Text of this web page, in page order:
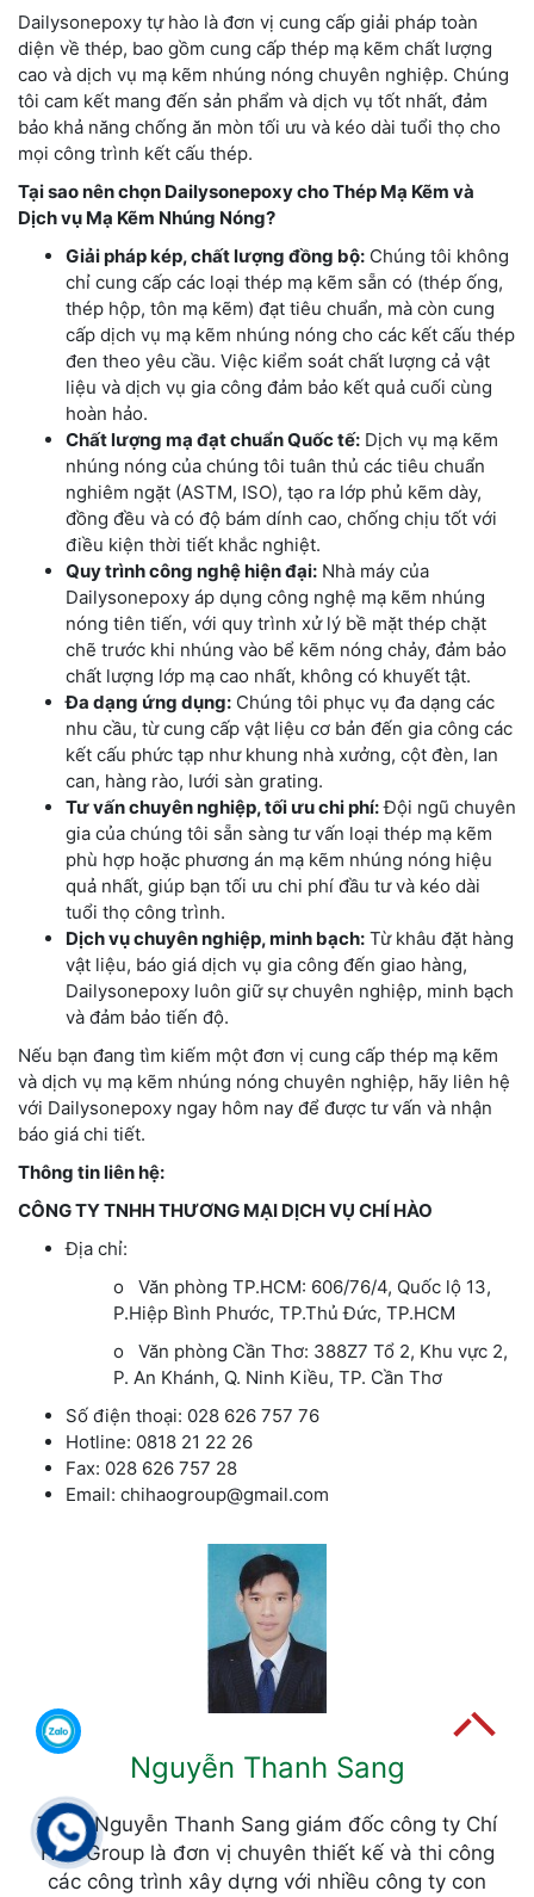
Dailysonepoxy tự hào là đơn vị cung cấp giải pháp toàn
diện về thép, bao gồm cung cấp thép mạ kẽm chất lượng
cao và dịch vụ mạ kẽm nhúng nóng chuyên nghiệp. Chúng
tôi cam kết mang đến sản phẩm và dịch vụ tốt nhất, đảm
bảo khả năng chống ăn mòn tối ưu và kéo dài tuổi thọ cho
mọi công trình kết cấu thép.
Tại sao nên chọn Dailysonepoxy cho Thép Mạ Kẽm và
Dịch vụ Mạ Kẽm Nhúng Nóng?
Giải pháp kép, chất lượng đồng bộ: Chúng tôi không
chỉ cung cấp các loại thép mạ kẽm sẵn có (thép ống,
thép hộp, tôn mạ kẽm) đạt tiêu chuẩn, mà còn cung
cấp dịch vụ mạ kẽm nhúng nóng cho các kết cấu thép
đen theo yêu cầu. Việc kiểm soát chất lượng cả vật
liệu và dịch vụ gia công đảm bảo kết quả cuối cùng
hoàn hảo.
Chất lượng mạ đạt chuẩn Quốc tế: Dịch vụ mạ kẽm
nhúng nóng của chúng tôi tuân thủ các tiêu chuẩn
nghiêm ngặt (ASTM, ISO), tạo ra lớp phủ kẽm dày,
đồng đều và có độ bám dính cao, chống chịu tốt với
điều kiện thời tiết khắc nghiệt.
Quy trình công nghệ hiện đại: Nhà máy của
Dailysonepoxy áp dụng công nghệ mạ kẽm nhúng
nóng tiên tiến, với quy trình xử lý bề mặt thép chặt
chẽ trước khi nhúng vào bể kẽm nóng chảy, đảm bảo
chất lượng lớp mạ cao nhất, không có khuyết tật.
Đa dạng ứng dụng: Chúng tôi phục vụ đa dạng các
nhu cầu, từ cung cấp vật liệu cơ bản đến gia công các
kết cấu phức tạp như khung nhà xưởng, cột đèn, lan
can, hàng rào, lưới sàn grating.
Tư vấn chuyên nghiệp, tối ưu chi phí:Đội ngũ chuyên
gia của chúng tôi sẵn sàng tư vấn loại thép mạ kẽm
phù hợp hoặc phương án mạ kẽm nhúng nóng hiệu
quả nhất, giúp bạn tối ưu chi phí đầu tư và kéo dài
tuổi thọ công trình.
Dịch vụ chuyên nghiệp, minh bạch: Từ khâu đặt hàng
vật liệu, báo giá dịch vụ gia công đến giao hàng,
Dailysonepoxy luôn giữ sự chuyên nghiệp, minh bạch
và đảm bảo tiến độ.
Nếu bạn đang tìm kiếm một đơn vị cung cấp thép mạ kẽm
và dịch vụ mạ kẽm nhúng nóng chuyên nghiệp, hãy liên hệ
với Dailysonepoxy ngay hôm nay để được tư vấn và nhận
báo giá chi tiết.
Thông tin liên hệ:
CÔNG TY TNHH THƯƠNG MẠI DỊCH VỤ CHÍ HÀO
Địa chỉ:
o Văn phòng TP.HCM: 606/76/4, Quốc lộ 13,
P.Hiệp Bình Phước, TP.Thủ Đức, TP.HCM
o Văn phòng Cần Thơ: 388Z7 Tổ 2, Khu vực 2,
P. An Khánh, Q. Ninh Kiều, TP. Cần Thơ
Số điện thoại: 028 626 757 76
Hotline: 0818 21 22 26
Fax: 028 626 757 28
Email: chihaogroup@gmail.com
Nguyễn Thanh Sang
Tôi là Nguyễn Thanh Sang giám đốc công ty Chí
Hào Group là đơn vị chuyên thiết kế và thi công
các công trình xây dựng với nhiều công ty con